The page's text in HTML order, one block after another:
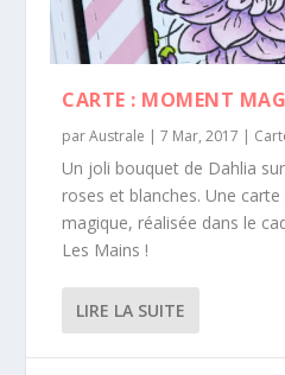
CARTE : MOMENT
parAustrale |7 Mar, 2017 |
Un joli bouquet de Dahlia
roses et blanches. Une
magique, réalisée dans le
Les Mains !
LIRE LA SUITE